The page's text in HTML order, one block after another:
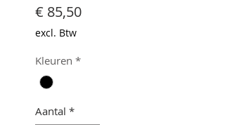
€ 85,50Prijs
excl. Btw
Kleuren *
Aantal *